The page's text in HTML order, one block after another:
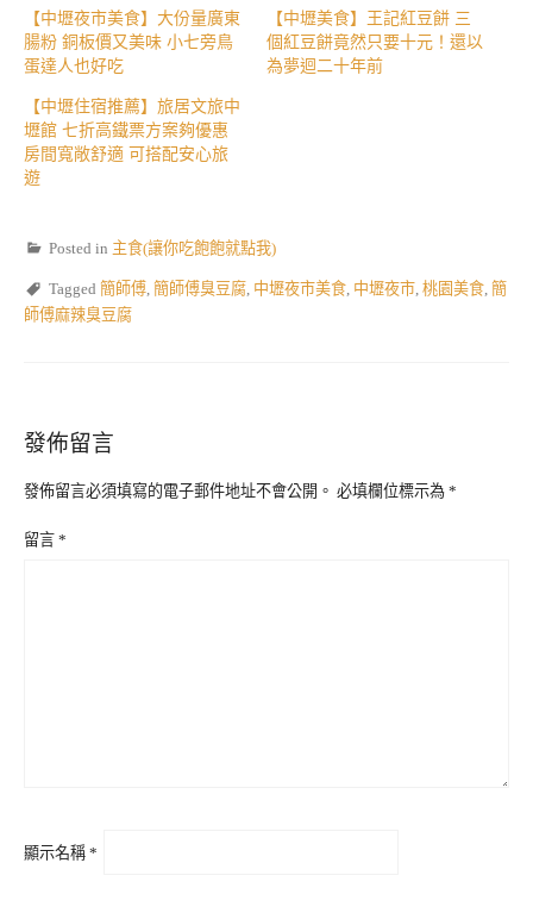
【中壢夜市美食】大份量廣東
腸粉 銅板價又美味 小七旁鳥
蛋達人也好吃
【中壢美食】王記紅豆餅 三
個紅豆餅竟然只要十元！還以
為夢迴二十年前
【中壢住宿推薦】旅居文旅中
壢館 七折高鐵票方案夠優惠
房間寬敞舒適 可搭配安心旅
遊
Posted in 主食(讓你吃飽飽就點我)
Tagged 簡師傅 簡師傅臭豆腐 中壢夜市美食 中壢夜市 桃園美食 簡
師傅麻辣臭豆腐
發佈留言
發佈留言必須填寫的電子郵件地址不會公開。 必填欄位標示為 *
留言 *
顯示名稱 *